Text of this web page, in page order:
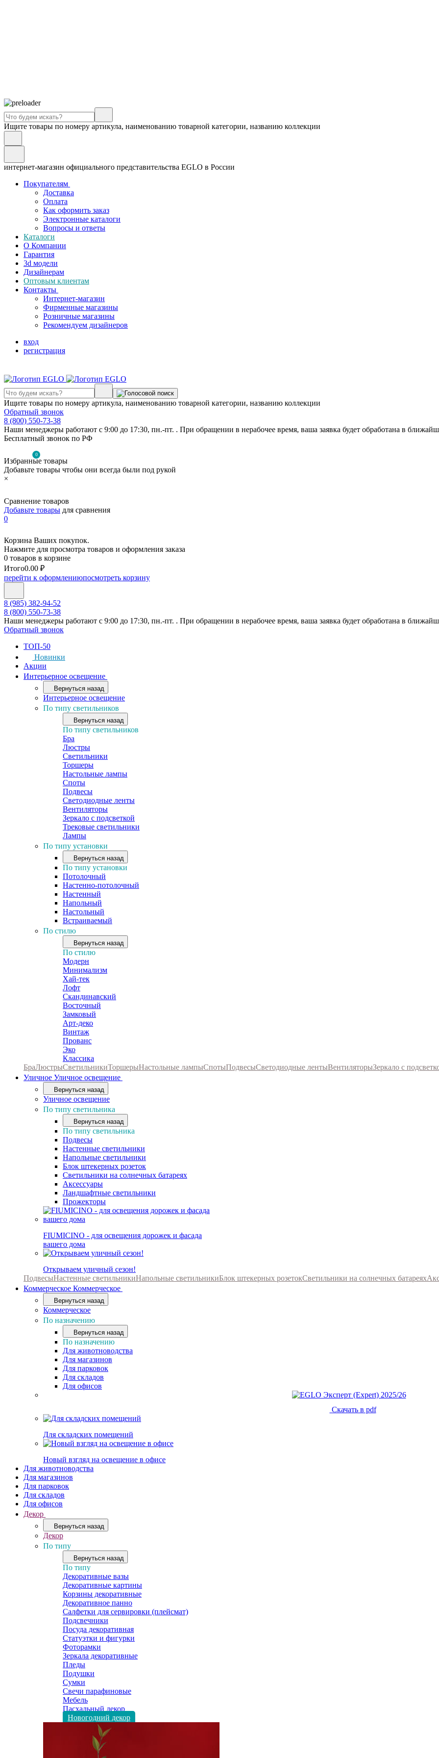
Ищите товары по номеру артикула, наименованию товарной категории, названию коллекции
интернет-магазин официального представительства EGLO в России
Покупателям
Доставка
Оплата
Как оформить заказ
Электронные каталоги
Вопросы и ответы
Каталоги
О Компании
Гарантия
3d модели
Дизайнерам
Оптовым клиентам
Контакты
Интернет-магазин
Фирменные магазины
Розничные магазины
Рекомендуем дизайнеров
вход
регистрация
Ищите товары по номеру артикула, наименованию товарной категории, названию коллекции
Обратный звонок
8 (800) 550-73-38
Наши менеджеры работают с 9:00 до 17:30, пн.-пт. . При обращении в нерабочее время, ваша заявка будет обработана в
Бесплатный звонок по РФ
0
Избранные товары
Добавьте товары чтобы они всегда были под рукой
×
Сравнение товаров
Добавьте товары для сравнения
0
Корзина Ваших покупок.
Нажмите для просмотра товаров и оформления заказа
0 товаров в корзине
Итого0.00 ₽
перейти к оформлениюпосмотреть корзину
8 (985) 382-94-52
8 (800) 550-73-38
Наши менеджеры работают с 9:00 до 17:30, пн.-пт. . При обращении в нерабочее время, ваша заявка будет обработана в
Обратный звонок
ТОП-50
Новинки
Акции
Интерьерное освещение
Вернуться назад
Интерьерное освещение
По типу светильников
Вернуться назад
По типу светильников
Бра
Люстры
Светильники
Торшеры
Настольные лампы
Споты
Подвесы
Светодиодные ленты
Вентиляторы
Зеркало с подсветкой
Трековые светильники
Лампы
По типу установки
Вернуться назад
По типу установки
Потолочный
Настенно-потолочный
Настенный
Напольный
Настольный
Встраиваемый
По стилю
Вернуться назад
По стилю
Модерн
Минимализм
Хай-тек
Лофт
Скандинавский
Восточный
Замковый
Арт-деко
Винтаж
Прованс
Эко
Классика
БраЛюстрыСветильникиТоршерыНастольные лампыСпотыПодвесыСветодиодные лентыВентиляторыЗеркало с
Уличное Уличное освещение
Вернуться назад
Уличное освещение
По типу светильника
Вернуться назад
По типу светильника
Подвесы
Настенные светильники
Напольные светильники
Блок штекерных розеток
Светильники на солнечных батареях
Аксессуары
Ландшафтные светильники
Прожекторы
FIUMICINO - для освещения дорожек и фасада
вашего дома
Открываем уличный сезон!
ПодвесыНастенные светильникиНапольные светильникиБлок штекерных розетокСветильники на солнечных батареях
Коммерческое Коммерческое
Вернуться назад
Коммерческое
По назначению
Вернуться назад
По назначению
Для животноводства
Для магазинов
Для парковок
Для складов
Для офисов
Скачать в pdf
Для складских помещений
Новый взгляд на освещение в офисе
Для животноводства
Для магазинов
Для парковок
Для складов
Для офисов
Декор
Вернуться назад
Декор
По типу
Вернуться назад
По типу
Декоративные вазы
Декоративные картины
Корзины декоративные
Декоративное панно
Салфетки для сервировки (плейсмат)
Подсвечники
Посуда декоративная
Статуэтки и фигурки
Фоторамки
Зеркала декоративные
Пледы
Подушки
Сумки
Свечи парафиновые
Мебель
Пасхальный декор
Новогодний декор